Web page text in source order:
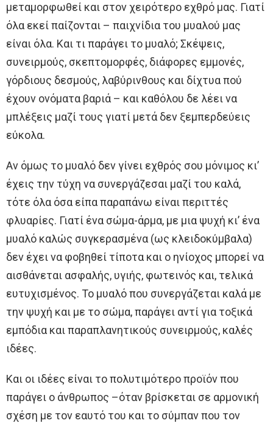
μεταμορφωθεί και στον χειρότερο εχθρό μας. Γιατί
όλα εκεί παίζονται – παιχνίδια του μυαλού μας
είναι όλα. Και τι παράγει το μυαλό; Σκέψεις,
συνειρμούς, σκεπτομορφές, διάφορες εμμονές,
γόρδιους δεσμούς, λαβύρινθους και δίχτυα πού
έχουν ονόματα βαριά – και καθόλου δε λέει να
μπλέξεις μαζί τους γιατί μετά δεν ξεμπερδεύεις
εύκολα.
Αν όμως το μυαλό δεν γίνει εχθρός σου μόνιμος κι’
έχεις την τύχη να συνεργάζεσαι μαζί του καλά,
τότε όλα όσα είπα παραπάνω είναι περιττές
φλυαρίες. Γιατί ένα σώμα-άρμα, με μια ψυχή κι’ ένα
μυαλό καλώς συγκερασμένα (ως κλειδοκύμβαλα)
δεν έχει να φοβηθεί τίποτα και ο ηνίοχος μπορεί να
αισθάνεται ασφαλής, υγιής, φωτεινός και, τελικά
ευτυχισμένος. Το μυαλό που συνεργάζεται καλά με
την ψυχή και με το σώμα, παράγει αντί για τοξικά
εμπόδια και παραπλανητικούς συνειρμούς, καλές
ιδέες.
Και οι ιδέες είναι το πολυτιμότερο προϊόν που
παράγει ο άνθρωπος –όταν βρίσκεται σε αρμονική
σχέση με τον εαυτό του και το σύμπαν που τον